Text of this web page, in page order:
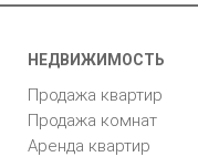
НЕДВИЖИМОСТЬ
Продажа квартир
Продажа комнат
Аренда квартир